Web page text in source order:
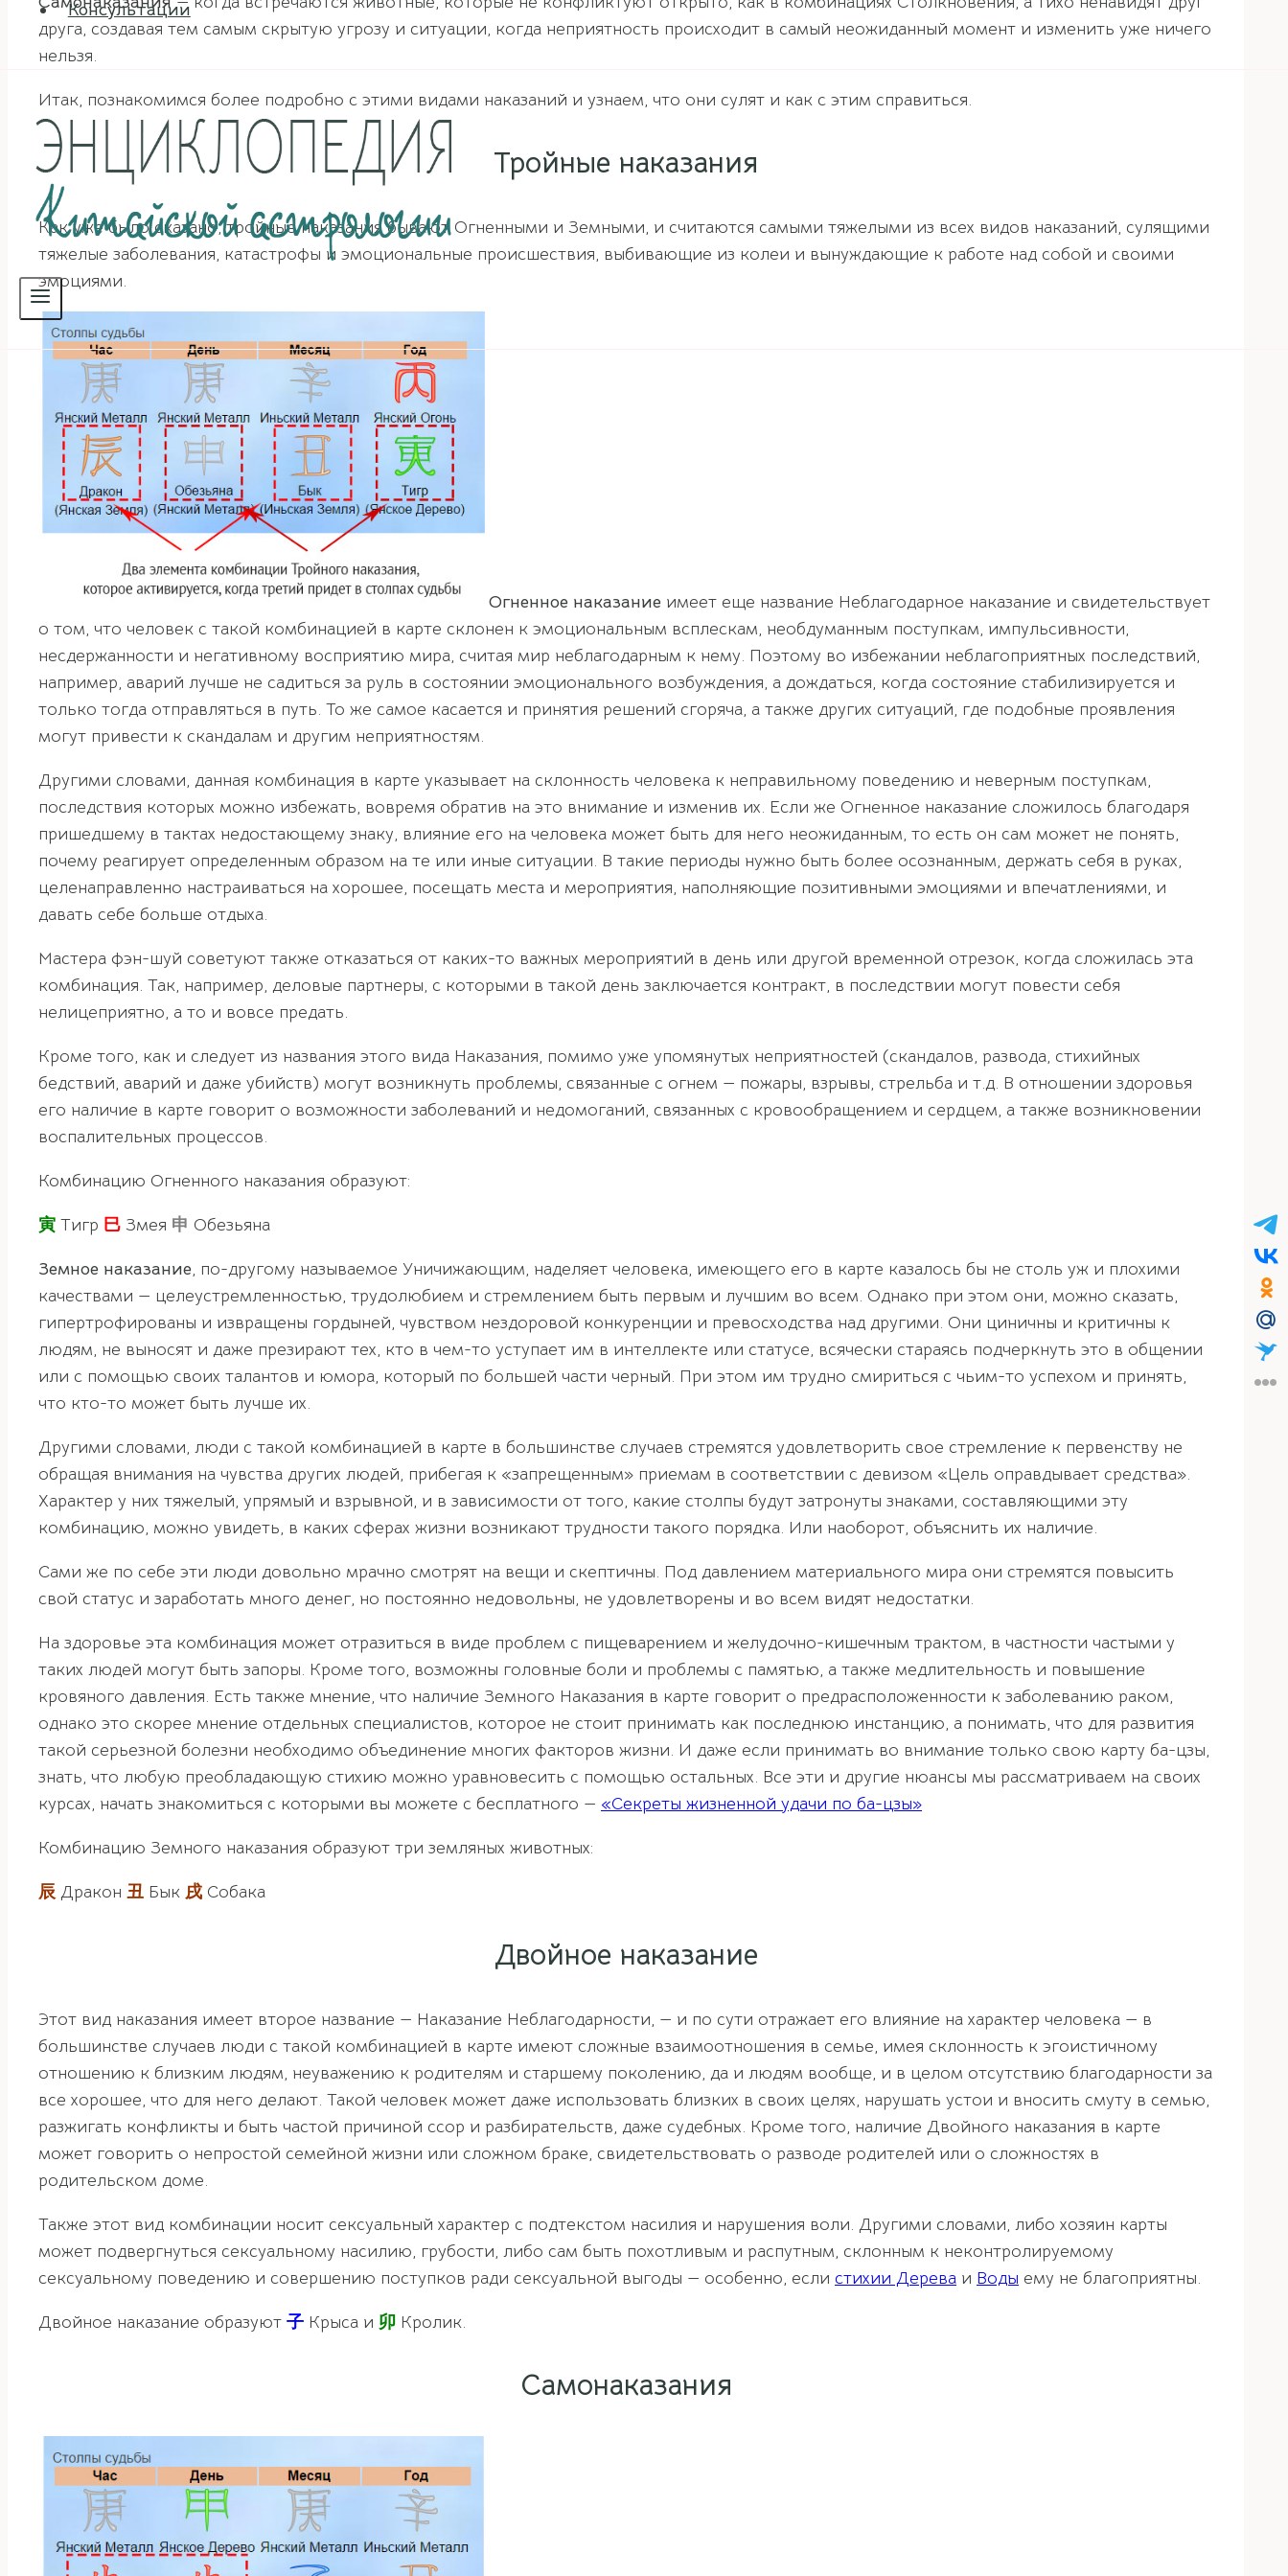
Консультации
друга, создавая тем самым скрытую угрозу и ситуации, когда неприятность происходит в самый неожиданный момент и изменить уже ничего
нельзя.
Итак, познакомимся более подробно с этими видами наказаний и узнаем, что они сулят и как с этим справиться.
Тройные наказания
Как уже было сказано, тройные наказания бывают Огненными и Земными, и считаются самыми тяжелыми из всех видов наказаний, сулящими
тяжелые заболевания, катастрофы и эмоциональные происшествия, выбивающие из колеи и вынуждающие к работе над собой и своими
эмоциями.
Огненное наказание имеет еще название Неблагодарное наказание и свидетельствует
о том, что человек с такой комбинацией в карте склонен к эмоциональным всплескам, необдуманным поступкам, импульсивности,
несдержанности и негативному восприятию мира, считая мир неблагодарным к нему. Поэтому во избежании неблагоприятных последствий,
например, аварий лучше не садиться за руль в состоянии эмоционального возбуждения, а дождаться, когда состояние стабилизируется и
только тогда отправляться в путь. То же самое касается и принятия решений сгоряча, а также других ситуаций, где подобные проявления
могут привести к скандалам и другим неприятностям.
Другими словами, данная комбинация в карте указывает на склонность человека к неправильному поведению и неверным поступкам,
последствия которых можно избежать, вовремя обратив на это внимание и изменив их. Если же Огненное наказание сложилось благодаря
пришедшему в тактах недостающему знаку, влияние его на человека может быть для него неожиданным, то есть он сам может не понять,
почему реагирует определенным образом на те или иные ситуации. В такие периоды нужно быть более осознанным, держать себя в руках,
целенаправленно настраиваться на хорошее, посещать места и мероприятия, наполняющие позитивными эмоциями и впечатлениями, и
давать себе больше отдыха.
Мастера фэн-шуй советуют также отказаться от каких-то важных мероприятий в день или другой временной отрезок, когда сложилась эта
комбинация. Так, например, деловые партнеры, с которыми в такой день заключается контракт, в последствии могут повести себя
нелицеприятно, а то и вовсе предать.
Кроме того, как и следует из названия этого вида Наказания, помимо уже упомянутых неприятностей (скандалов, развода, стихийных
бедствий, аварий и даже убийств) могут возникнуть проблемы, связанные с огнем — пожары, взрывы, стрельба и т.д. В отношении здоровья
его наличие в карте говорит о возможности заболеваний и недомоганий, связанных с кровообращением и сердцем, а также возникновении
воспалительных процессов.
Комбинацию Огненного наказания образуют:
寅 Тигр 巳 Змея 申 Обезьяна
Земное наказание, по-другому называемое Уничижающим, наделяет человека, имеющего его в карте казалось бы не столь уж и плохими
качествами — целеустремленностью, трудолюбием и стремлением быть первым и лучшим во всем. Однако при этом они, можно сказать,
гипертрофированы и извращены гордыней, чувством нездоровой конкуренции и превосходства над другими. Они циничны и критичны к
людям, не выносят и даже презирают тех, кто в чем-то уступает им в интеллекте или статусе, всячески стараясь подчеркнуть это в общении
или с помощью своих талантов и юмора, который по большей части черный. При этом им трудно смириться с чьим-то успехом и принять,
что кто-то может быть лучше их.
Другими словами, люди с такой комбинацией в карте в большинстве случаев стремятся удовлетворить свое стремление к первенству не
обращая внимания на чувства других людей, прибегая к «запрещенным» приемам в соответствии с девизом «Цель оправдывает средства».
Характер у них тяжелый, упрямый и взрывной, и в зависимости от того, какие столпы будут затронуты знаками, составляющими эту
комбинацию, можно увидеть, в каких сферах жизни возникают трудности такого порядка. Или наоборот, объяснить их наличие.
Сами же по себе эти люди довольно мрачно смотрят на вещи и скептичны. Под давлением материального мира они стремятся повысить
свой статус и заработать много денег, но постоянно недовольны, не удовлетворены и во всем видят недостатки.
На здоровье эта комбинация может отразиться в виде проблем с пищеварением и желудочно-кишечным трактом, в частности частыми у
таких людей могут быть запоры. Кроме того, возможны головные боли и проблемы с памятью, а также медлительность и повышение
кровяного давления. Есть также мнение, что наличие Земного Наказания в карте говорит о предрасположенности к заболеванию раком,
однако это скорее мнение отдельных специалистов, которое не стоит принимать как последнюю инстанцию, а понимать, что для развития
такой серьезной болезни необходимо объединение многих факторов жизни. И даже если принимать во внимание только свою карту ба-цзы,
знать, что любую преобладающую стихию можно уравновесить с помощью остальных. Все эти и другие нюансы мы рассматриваем на своих
курсах, начать знакомиться с которыми вы можете с бесплатного — «Секреты жизненной удачи по ба-цзы»
Комбинацию Земного наказания образуют три земляных животных:
辰 Дракон 丑 Бык 戌 Собака
Двойное наказание
Этот вид наказания имеет второе название — Наказание Неблагодарности, — и по сути отражает его влияние на характер человека — в
большинстве случаев люди с такой комбинацией в карте имеют сложные взаимоотношения в семье, имея склонность к эгоистичному
отношению к близким людям, неуважению к родителям и старшему поколению, да и людям вообще, и в целом отсутствию благодарности за
все хорошее, что для него делают. Такой человек может даже использовать близких в своих целях, нарушать устои и вносить смуту в семью,
разжигать конфликты и быть частой причиной ссор и разбирательств, даже судебных. Кроме того, наличие Двойного наказания в карте
может говорить о непростой семейной жизни или сложном браке, свидетельствовать о разводе родителей или о сложностях в
родительском доме.
Также этот вид комбинации носит сексуальный характер с подтекстом насилия и нарушения воли. Другими словами, либо хозяин карты
может подвергнуться сексуальному насилию, грубости, либо сам быть похотливым и распутным, склонным к неконтролируемому
сексуальному поведению и совершению поступков ради сексуальной выгоды — особенно, если стихии Дерева и Воды ему не благоприятны.
Двойное наказание образуют 子 Крыса и 卯 Кролик.
Самонаказания